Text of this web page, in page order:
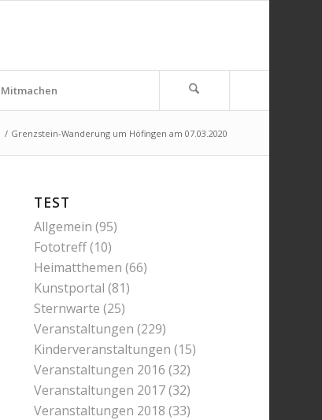
Mitmachen
/ Grenzstein-Wanderung um Höfingen am 07.03.2020
TEST
Allgemein (95)
Fototreff(10)
Heimatthemen (66)
Kunstportal (81)
Sternwarte (25)
Veranstaltungen (229)
Kinderveranstaltungen (15)
Veranstaltungen 2016 (32)
Veranstaltungen 2017(32)
Veranstaltungen 2018 (33)